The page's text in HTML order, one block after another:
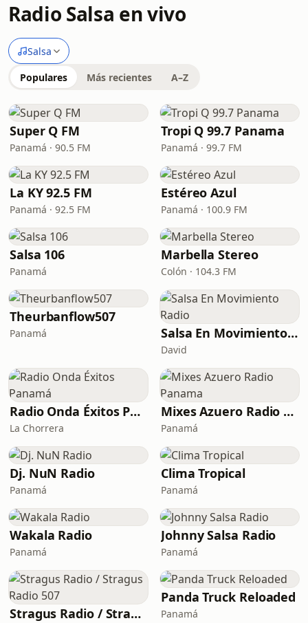
Radio Salsa en vivo
Salsa
Populares Más recientes A–Z
Super Q FM
Panamá · 90.5 FM
Tropi Q 99.7 Panama
Panamá · 99.7 FM
La KY 92.5 FM
Panamá · 92.5 FM
Estéreo Azul
Panamá · 100.9 FM
Salsa 106
Panamá
Marbella Stereo
Colón · 104.3 FM
Theurbanflow507
Panamá Salsa En Movimiento Radio
David
Radio Onda Éxitos Panamá
La Chorrera
Mixes Azuero Radio Panama
Panamá
Dj. NuN Radio
Panamá
Clima Tropical
Panamá
Wakala Radio
Panamá
Johnny Salsa Radio
Panamá
Stragus Radio / Stragus Radio 507
Panda Truck Reloaded
Panamá